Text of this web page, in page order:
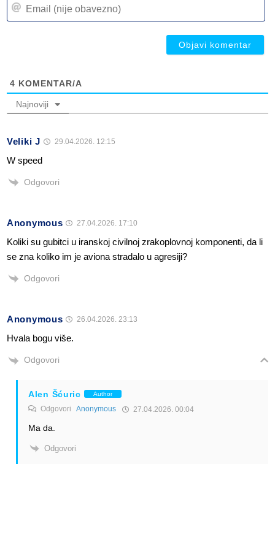
4 KOMENTAR/A
Najnoviji
Veliki J 29.04.2026. 12:15
W speed
Odgovori
Anonymous 27.04.2026. 17:10
Koliki su gubitci u iranskoj civilnoj zrakoplovnoj komponenti, da li
se zna koliko im je aviona stradalo u agresiji?
Odgovori
Anonymous 26.04.2026. 23:13
Hvala bogu više.
Odgovori
Alen Šćuric Author
Odgovori Anonymous 27.04.2026. 00:04
Ma da.
Odgovori